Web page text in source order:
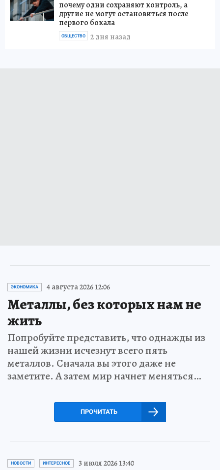
почему одни сохраняют контроль, а
другие не могут остановиться после
первого бокала
2 дня назад
ОБЩЕСТВО
ЭКОНОМИКА 4 августа 2026 12:06
Металлы, без которых нам не
жить
Попробуйте представить, что однажды из
нашей жизни исчезнут всего пять
металлов. Сначала вы этого даже не
заметите. А затем мир начнет меняться…
ПРОЧИТАТЬ
НОВОСТИ ИНТЕРЕСНОЕ 3 июля 2026 13:40